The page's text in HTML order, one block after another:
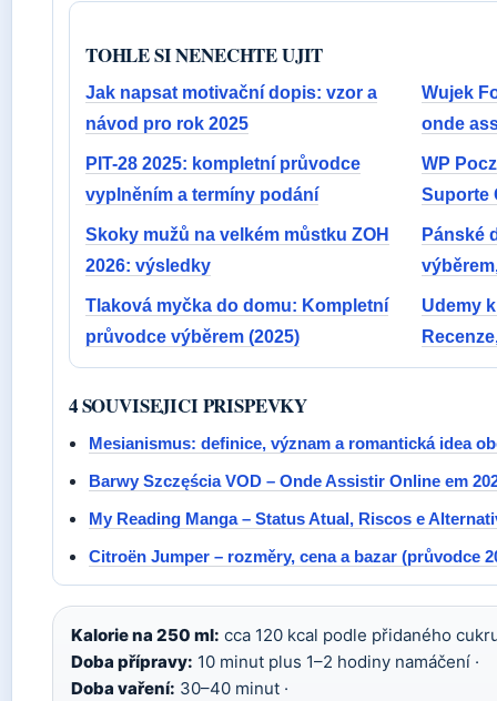
TOHLE SI NENECHTE UJIT
Jak napsat motivační dopis: vzor a
návod pro rok 2025
Wujek
onde
PIT-28 2025: kompletní průvodce
vyplněním a termíny podání
WP
Suporte
Skoky mužů na velkém můstku ZOH
2026: výsledky
Pánské
Tlaková myčka do domu: Kompletní
průvodce výběrem (2025)
Udemy
4 SOUVISEJICI PRISPEVKY
Mesianismus: definice, význam a romantická idea
Barwy Szczęścia VOD – Onde Assistir Online em
My Reading Manga – Status Atual, Riscos e
Citroën Jumper – rozměry, cena a bazar (průvodce
Kalorie na 250 ml: cca 120 kcal podle přidaného
Doba přípravy: 10 minut plus 1–2 hodiny namáčení ·
Doba vaření: 30–40 minut ·